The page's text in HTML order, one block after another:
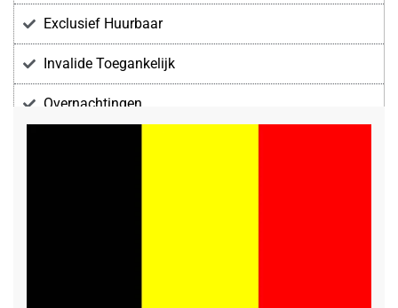
Exclusief Huurbaar
Invalide Toegankelijk
Overnachtingen